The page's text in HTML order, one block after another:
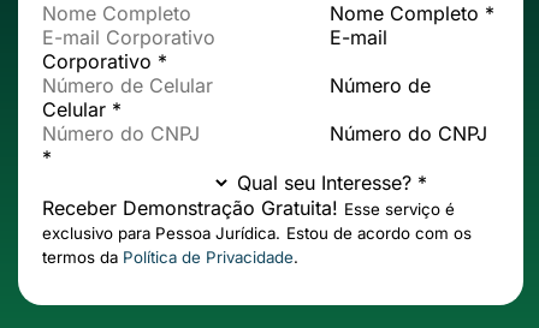
Nome Completo *
E-mail
Corporativo *
Número de
Celular *
Número do CNPJ
*
Qual seu Interesse? *
Receber Demonstração Gratuita! Esse serviço é
exclusivo para Pessoa Jurídica. Estou de acordo com os
termos da Política de Privacidade.